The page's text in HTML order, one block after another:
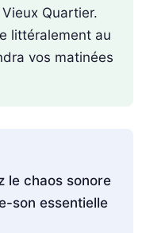
Quartier.
littéralement au
vos matinées
le chaos sonore
son essentielle